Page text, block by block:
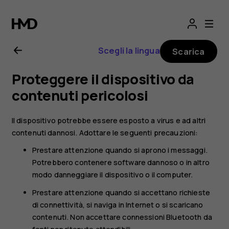
Manuale
d’uso
del
Nokia
8.1
Scegli la lingua Scarica
Proteggere il dispositivo da
contenuti pericolosi
Il dispositivo potrebbe essere esposto a virus e ad altri
contenuti dannosi. Adottare le seguenti precauzioni:
Prestare attenzione quando si aprono i messaggi.
Potrebbero contenere software dannoso o in altro
modo danneggiare il dispositivo o il computer.
Prestare attenzione quando si accettano richieste
di connettività, si naviga in Internet o si scaricano
contenuti. Non accettare connessioni Bluetooth da